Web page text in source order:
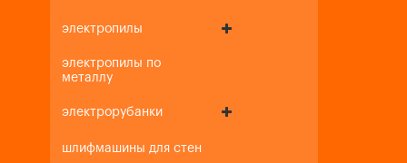
электропилы
электропилы по
металлу
электрорубанки
шлифмашины для стен